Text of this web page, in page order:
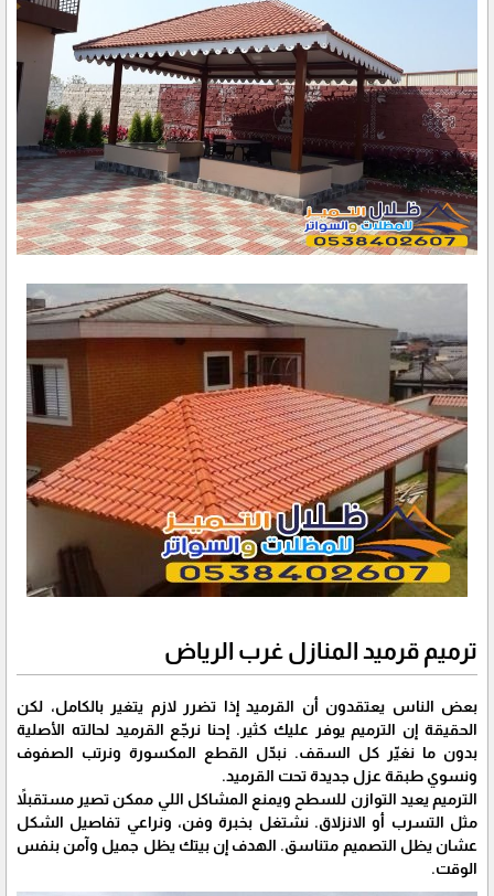
ترميم قرميد المنازل غرب الرياض
بعض الناس يعتقدون أن القرميد إذا تضرر لازم يتغير بالكامل، لكن
الحقيقة إن الترميم يوفر عليك كثير. إحنا نرجّع القرميد لحالته الأصلية
بدون ما نغيّر كل السقف. نبدّل القطع المكسورة ونرتب الصفوف
ونسوي طبقة عزل جديدة تحت القرميد.
الترميم يعيد التوازن للسطح ويمنع المشاكل اللي ممكن تصير مستقبلاً
مثل التسرب أو الانزلاق. نشتغل بخبرة وفن، ونراعي تفاصيل الشكل
عشان يظل التصميم متناسق. الهدف إن بيتك يظل جميل وآمن بنفس
الوقت.